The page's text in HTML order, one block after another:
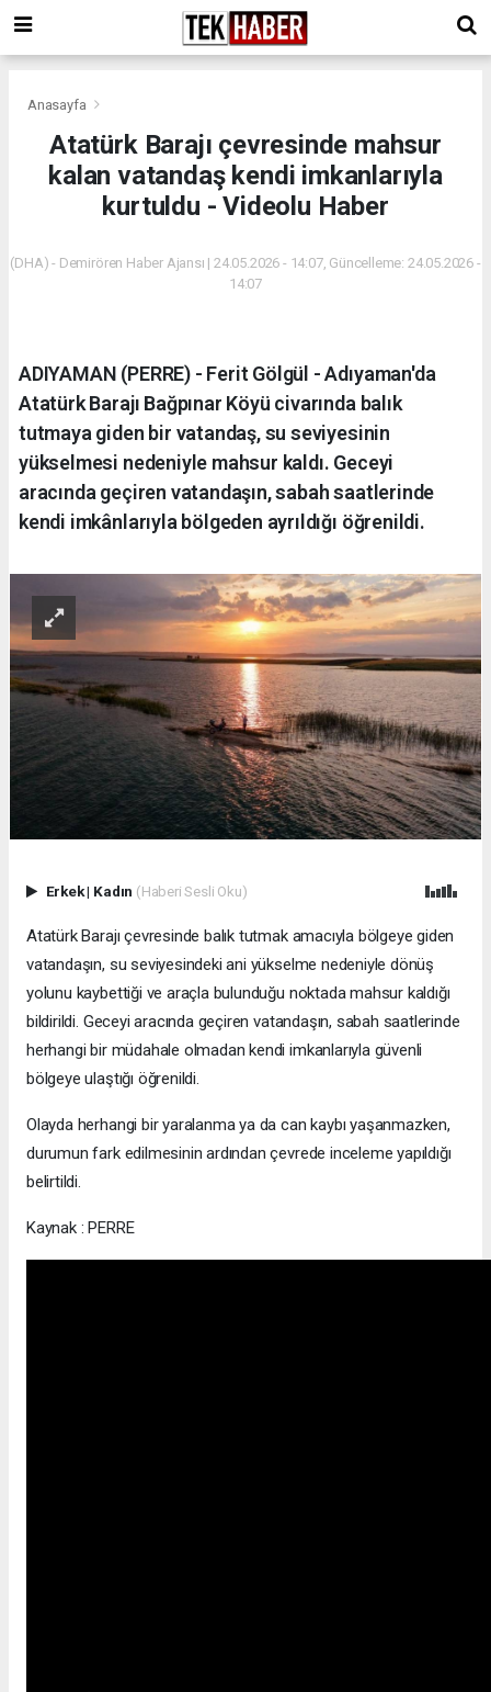
Anasayfa
Atatürk Barajı çevresinde mahsur
kalan vatandaş kendi imkanlarıyla
kurtuldu - Videolu Haber
(DHA) - Demirören Haber Ajansı | 24.05.2026 - 14:07, Güncelleme: 24.05.2026 -
14:07
ADIYAMAN (PERRE) - Ferit Gölgül - Adıyaman'da
Atatürk Barajı Bağpınar Köyü civarında balık
tutmaya giden bir vatandaş, su seviyesinin
yükselmesi nedeniyle mahsur kaldı. Geceyi
aracında geçiren vatandaşın, sabah saatlerinde
kendi imkânlarıyla bölgeden ayrıldığı öğrenildi.
Erkek| Kadın (Haberi Sesli Oku)
Atatürk Barajı çevresinde balık tutmak amacıyla bölgeye giden
vatandaşın, su seviyesindeki ani yükselme nedeniyle dönüş
yolunu kaybettiği ve araçla bulunduğu noktada mahsur kaldığı
bildirildi. Geceyi aracında geçiren vatandaşın, sabah saatlerinde
herhangi bir müdahale olmadan kendi imkanlarıyla güvenli
bölgeye ulaştığı öğrenildi.
Olayda herhangi bir yaralanma ya da can kaybı yaşanmazken,
durumun fark edilmesinin ardından çevrede inceleme yapıldığı
belirtildi.
Kaynak : PERRE